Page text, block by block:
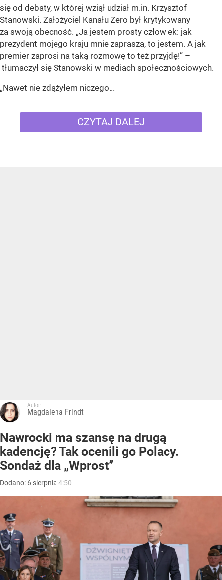
się od debaty, w której wziął udział m.in. Krzysztof
Stanowski. Założyciel Kanału Zero był krytykowany
za swoją obecność. „Ja jestem prosty człowiek: jak
prezydent mojego kraju mnie zaprasza, to jestem. A jak
premier zaprosi na taką rozmowę to też przyjdę!” –
tłumaczył się Stanowski w mediach społecznościowych.
„Nawet nie zdążyłem niczego...
CZYTAJ DALEJ
Autor:
Magdalena Frindt
Nawrocki ma szansę na drugą
kadencję? Tak ocenili go Polacy.
Sondaż dla „Wprost”
Dodano: 6 sierpnia 4:50